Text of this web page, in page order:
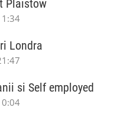
Plaistow
Londra
si Self employed